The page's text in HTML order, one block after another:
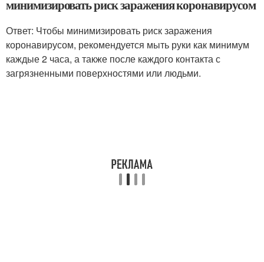
минимизировать риск заражения коронавирусом
Ответ: Чтобы минимизировать риск заражения
коронавирусом, рекомендуется мыть руки как минимум
каждые 2 часа, а также после каждого контакта с
загрязненными поверхностями или людьми.